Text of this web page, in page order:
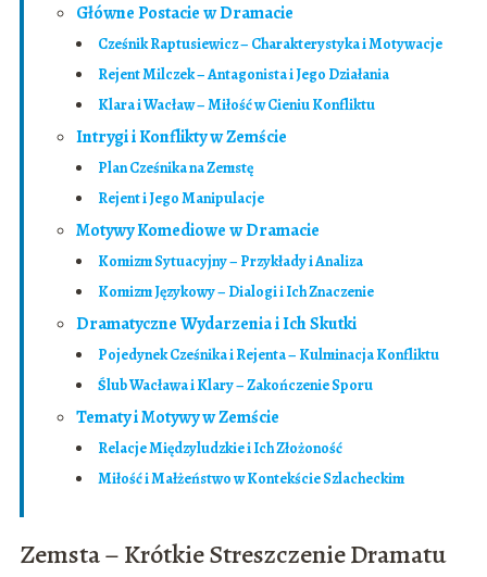
Główne Postacie w Dramacie
Cześnik Raptusiewicz – Charakterystyka i Motywacje
Rejent Milczek – Antagonista i Jego Działania
Klara i Wacław – Miłość w Cieniu Konfliktu
Intrygi i Konflikty w Zemście
Plan Cześnika na Zemstę
Rejent i Jego Manipulacje
Motywy Komediowe w Dramacie
Komizm Sytuacyjny – Przykłady i Analiza
Komizm Językowy – Dialogi i Ich Znaczenie
Dramatyczne Wydarzenia i Ich Skutki
Pojedynek Cześnika i Rejenta – Kulminacja Konfliktu
Ślub Wacława i Klary – Zakończenie Sporu
Tematy i Motywy w Zemście
Relacje Międzyludzkie i Ich Złożoność
Miłość i Małżeństwo w Kontekście Szlacheckim
Zemsta – Krótkie Streszczenie Dramatu